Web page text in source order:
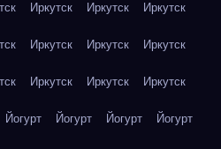
Иркутск Иркутск Иркутск
Иркутск Иркутск Иркутск
Иркутск Иркутск Иркутск
Йогурт Йогурт Йогурт Йогурт